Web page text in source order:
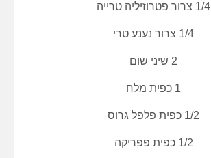
1/4 צרור פטרוזיליה טרייה
1/4 צרור נענע טרי
2 שיני שום
1 כפית מלח
1/2 כפית פלפל גרוס
1/2 כפית פפריקה